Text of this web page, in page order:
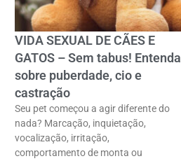
VIDA SEXUAL DE CÃES E
GATOS – Sem tabus! Entenda
sobre puberdade, cio e
castração
Seu pet começou a agir diferente do
nada? Marcação, inquietação,
vocalização, irritação,
comportamento de monta ou